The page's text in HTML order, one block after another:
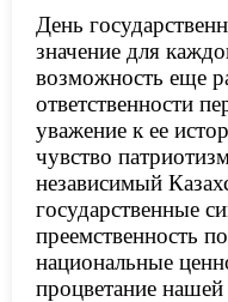
День
значение для
возможность еще
ответственности
уважение к ее
чувство
независимый
государственные
преемственность
национальные
процветание